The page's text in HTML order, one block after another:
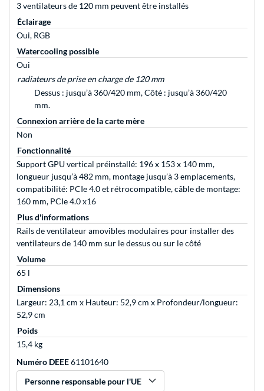
3 ventilateurs de 120 mm peuvent être installés
Éclairage
Oui, RGB
Watercooling possible
Oui
radiateurs de prise en charge de 120 mm
Dessus : jusqu’à 360/420 mm, Côté : jusqu’à 360/420
mm.
Connexion arrière de la carte mère
Non
Fonctionnalité
Support GPU vertical préinstallé: 196 x 153 x 140 mm,
longueur jusqu’à 482 mm, montage jusqu’à 3 emplacements,
compatibilité: PCIe 4.0 et rétrocompatible, câble de montage:
160 mm, PCIe 4.0 x16
Plus d'informations
Rails de ventilateur amovibles modulaires pour installer des
ventilateurs de 140 mm sur le dessus ou sur le côté
Volume
65 l
Dimensions
Largeur: 23,1 cm x Hauteur: 52,9 cm x Profondeur/longueur:
52,9 cm
Poids
15,4 kg
Numéro DEEE61101640
Personne responsable pour l'UE